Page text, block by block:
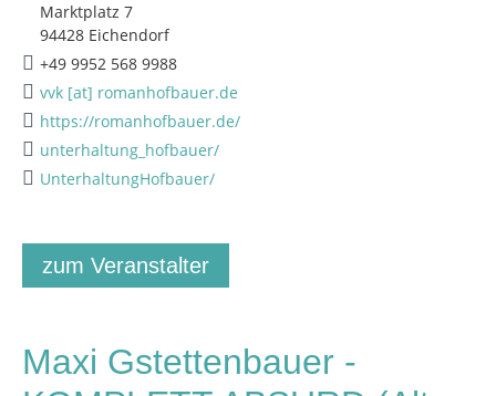
Marktplatz 7
94428 Eichendorf
+49 9952 568 9988
vvk [at] romanhofbauer.de
https://romanhofbauer.de/
unterhaltung_hofbauer/
UnterhaltungHofbauer/
zum Veranstalter
Maxi Gstettenbauer -